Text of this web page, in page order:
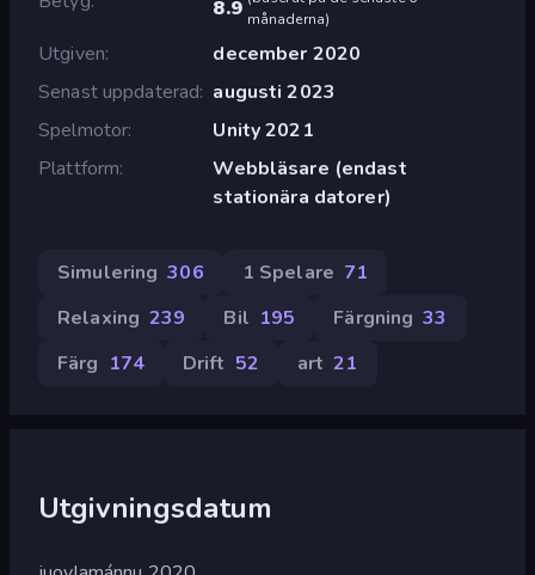
8.9 månaderna)
Utgiven
december 2020
Senast uppdaterad augusti 2023
Spelmotor
Unity 2021
Plattform
Webbläsare (endast
stationära datorer)
Simulering 306 1 Spelare 71
Relaxing 239 Bil 195 Färgning 33
Färg 174 Drift 52 art 21
Utgivningsdatum